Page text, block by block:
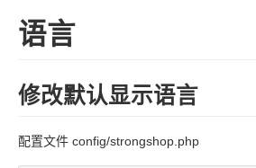
语言
修改默认显示语言
配置文件 config/strongshop.php